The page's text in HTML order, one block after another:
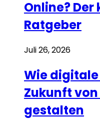
Online?
Ratgeber
Juli 26, 2026
Wie
Zukunft
gestalten